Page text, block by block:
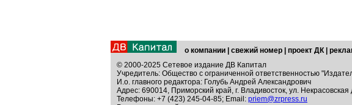
о компании свежий номер проект ДК
© 2000-2025 Сетевое издание ДВ Капитал
Учредитель: Общество с ограниченной ответственностью
И.о. главного редактора: Голубь Андрей Александрович
Адрес: 690014, Приморский край, г. Владивосток, ул.
Телефоны: +7 (423) 245-04-85; Email: priem@zrpress.ru